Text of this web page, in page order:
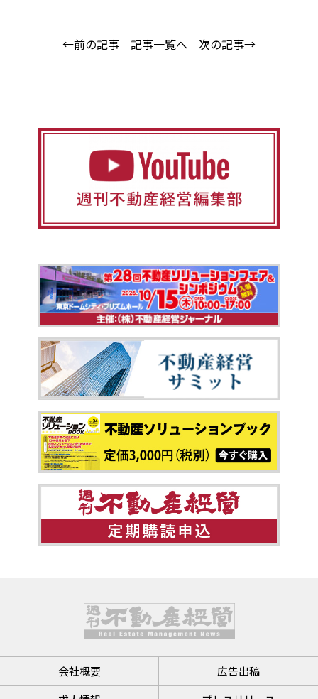
←前の記事 記事一覧へ 次の記事→
会社概要
広告出稿